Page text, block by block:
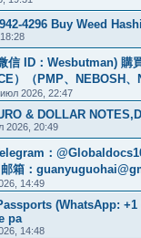
4296 Buy Weed
信 ID：Wesbutman) 購
）（PMP、NEBOSH
2026, 22:47
& DOLLAR
2026, 20:49
：
箱：
14:49
(WhatsApp:
pa
14:48